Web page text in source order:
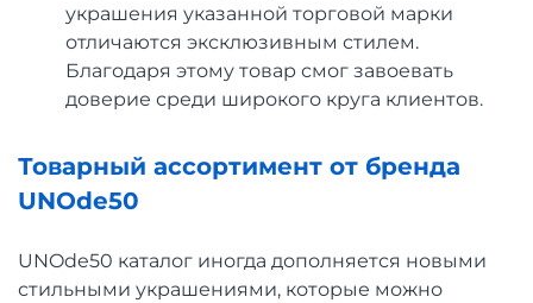
украшения указанной торговой марки
отличаются эксклюзивным стилем.
Благодаря этому товар смог завоевать
доверие среди широкого круга клиентов.
Товарный ассортимент от бренда
UNOde50
UNOde50 каталог иногда дополняется новыми
стильными украшениями, которые можно